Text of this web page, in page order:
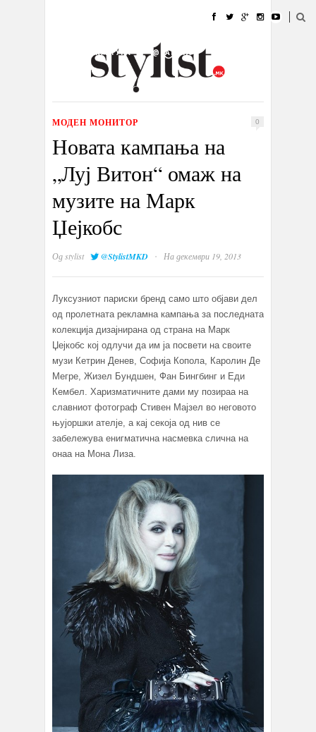
УБАВИНА
КУЛТУРА @РАБОТА
ИЗЛОГ
МОДЕН МОНИТОР 0
Новата кампања на
„Луј Витон“ омаж на
музите на Марк
Џејкобс
Одstylist @StylistMKD · На декември 19, 2013
Луксузниот париски бренд само што објави дел
од пролетната рекламна кампања за последната
колекција дизајнирана од страна на Марк
Џејкобс кој одлучи да им ја посвети на своите
музи Кетрин Денев, Софија Копола, Каролин Де
Мегре, Жизел Бундшен, Фан Бингбинг и Еди
Кембел. Харизматичните дами му позираа на
славниот фотограф Стивен Мајзел во неговото
њујоршки ателје, а кај секоја од нив се
забележува енигматична насмевка слична на
онаа на Мона Лиза.